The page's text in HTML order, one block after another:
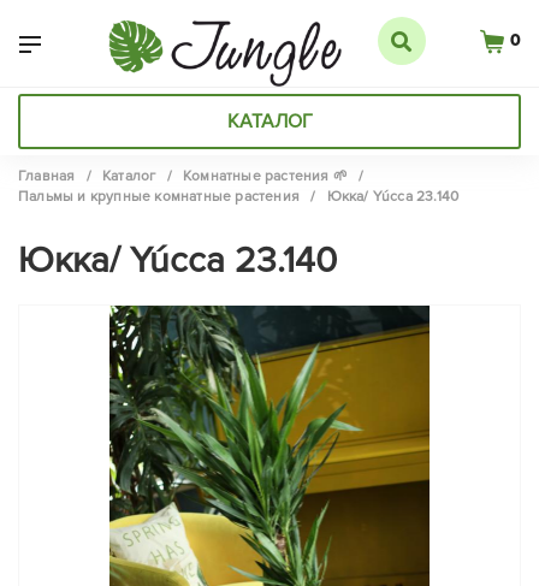
0
КАТАЛОГ
Главная / Каталог / Комнатные растения 🌱
/
Пальмы и крупные комнатные растения
/ Юкка/ Yúcca 23.140
Юкка/ Yúcca 23.140